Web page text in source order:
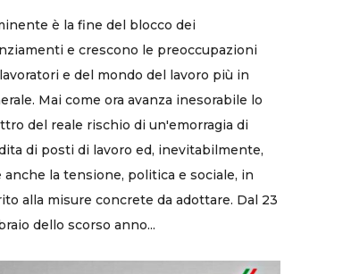
è la fine del blocco dei
e crescono le preoccupazioni
e del mondo del lavoro più in
Mai come ora avanza inesorabile lo
del reale rischio di un'emorragia di
di posti di lavoro ed, inevitabilmente,
anche la tensione, politica e sociale, in
alla misure concrete da adottare. Dal 23
dello scorso anno...